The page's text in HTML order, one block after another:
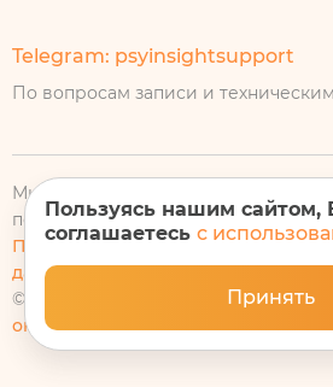
Пользуясь нашим сайтом,
соглашаетесь с
Принять
Telegram: psyinsightsupport
По вопросам записи и
Мы используем cookie-файлы,
подтверждаете свое согласие на
Политика в отношении обработки
данных
© 2020 – 2026 Инсайт,
Сервис
онлайн.